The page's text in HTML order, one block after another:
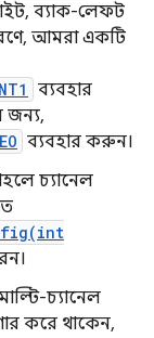
ব্যাক-লেফট
আমরা একটি
ব্যবহার
জন্য,
ব্যবহার করুন।
চ্যানেল
চ্যানেল
করে থাকেন,